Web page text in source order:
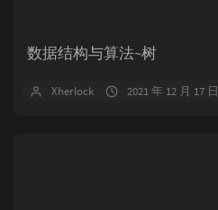
数据结构与算法~树
Xherlock 2021 年 12 月 17 日